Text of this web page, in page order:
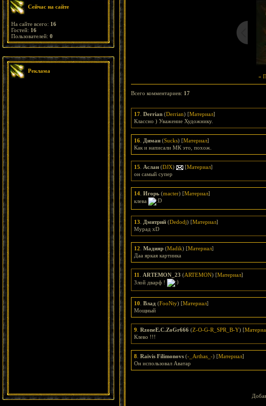
Сейчас на сайте
На сайте всего: 16
Гостей: 16
Пользователей: 0
Реклама
«
Всего комментариев: 17
17 Derrian (Derrian) [Материал]
Классно ) Уважение Художнику.
16 Диман (Sucks) [Материал]
Как и написали МК это, похож.
15 Аслан (DJX) [Материал]
он самый супер
14 Игорь (macter) [Материал]
клева
13 Дмитрий (Dedodj) [Материал]
Мурад xD
12 Мадияр (Madik) [Материал]
Даа яркая картинка
11 ARTEMON_23 (ARTEMON) [Материал]
Злой дварф !
10 Влад (FooNty) [Материал]
Мощный
9 RzoneE.C.ZoGr666 (Z-O-G-R_SPR_B-Y) [
Клево !!!
8 Raivis Filimonovs (-_Arthas_-) [Материал]
Он использовал Аватар